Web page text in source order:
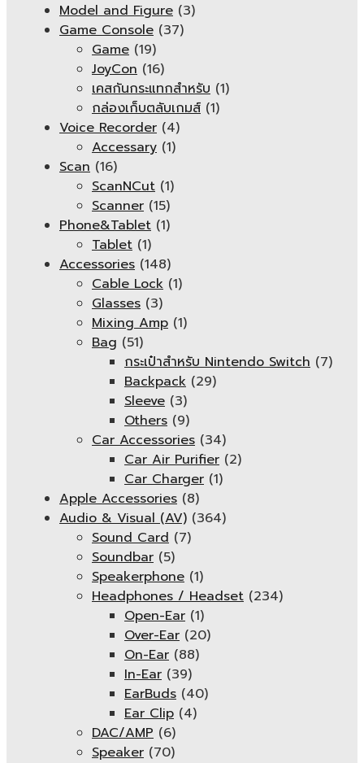
Model and Figure (3)
Game Console (37)
Game (19)
JoyCon (16)
เคสกันกระแทกสำหรับ (1)
กล่องเก็บตลับเกมส์ (1)
Voice Recorder (4)
Accessary (1)
Scan (16)
ScanNCut (1)
Scanner (15)
Phone&Tablet (1)
Tablet (1)
Accessories (148)
Cable Lock (1)
Glasses (3)
Mixing Amp (1)
Bag (51)
กระเป๋าสำหรับ Nintendo Switch (7)
Backpack (29)
Sleeve (3)
Others (9)
Car Accessories (34)
Car Air Purifier (2)
Car Charger (1)
Apple Accessories (8)
Audio & Visual (AV) (364)
Sound Card (7)
Soundbar (5)
Speakerphone (1)
Headphones / Headset (234)
Open-Ear (1)
Over-Ear (20)
On-Ear (88)
In-Ear (39)
EarBuds (40)
Ear Clip (4)
DAC/AMP (6)
Speaker (70)